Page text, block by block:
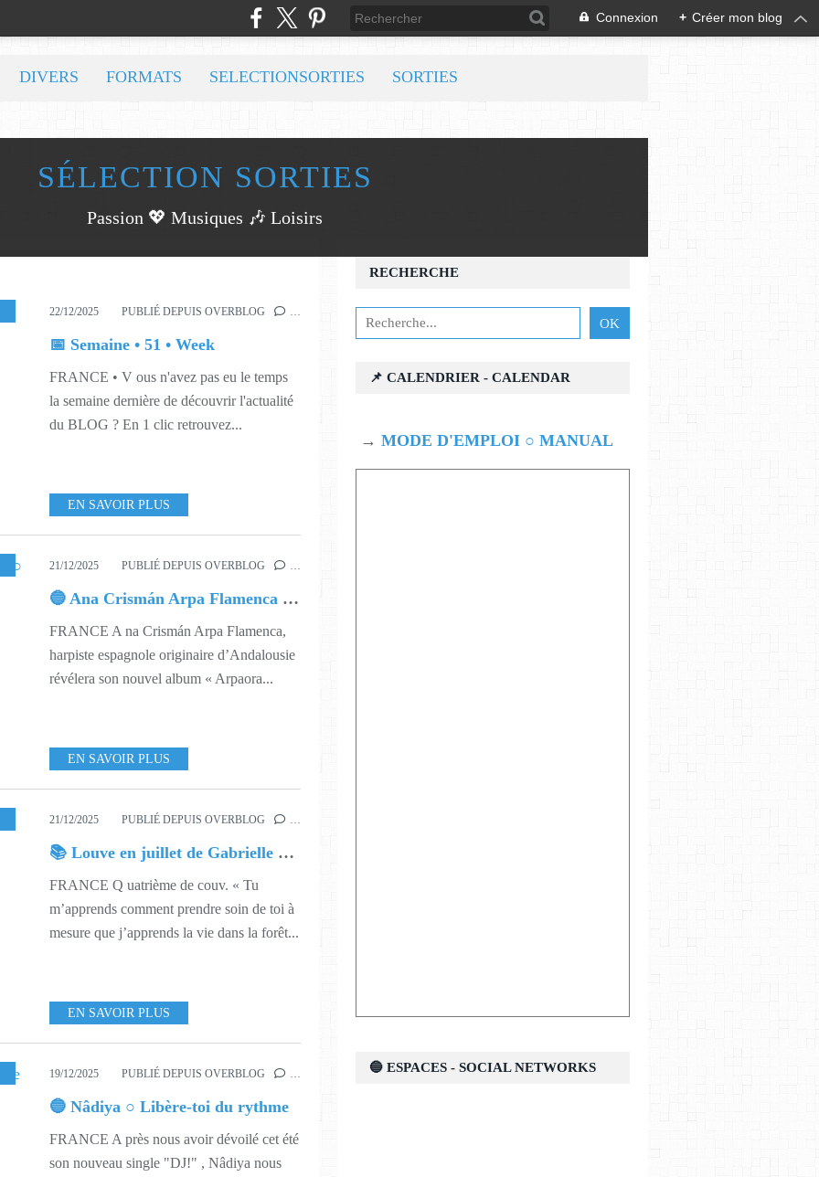
Connexion + Créer mon blog
SÉLECTION SORTIES
Passion 💖 Musiques 🎶 Loisirs
DIVERS FORMATS SELECTIONSORTIES SORTIES
MUSIQUES 551
22/12/2025 PUBLIÉ DEPUIS OVERBLOG …
📅 Semaine • 51 • Week
FRANCE • V ous n'avez pas eu le temps
la semaine dernière de découvrir l'actualité
du BLOG ? En 1 clic retrouvez...
EN SAVOIR PLUS
608 61221/12/2025 PUBLIÉ DEPUIS OVERBLOG …
🔵 Ana Crismán Arpa Flamenca ○ Arpaora
FRANCE A na Crismán Arpa Flamenca,
harpiste espagnole originaire d’Andalousie
révélera son nouvel album « Arpaora...
EN SAVOIR PLUS
55121/12/2025 PUBLIÉ DEPUIS OVERBLOG …
📚 Louve en juillet de Gabrielle Filteau-Chiba
FRANCE Q uatrième de couv. « Tu
m’apprends comment prendre soin de toi à
mesure que j’apprends la vie dans la forêt...
EN SAVOIR PLUS
551
19/12/2025 PUBLIÉ DEPUIS OVERBLOG …
🔵 Nâdiya ○ Libère-toi du rythme
FRANCE A près nous avoir dévoilé cet été
son nouveau single "DJ!" , Nâdiya nous
RECHERCHE
📌 CALENDRIER - CALENDAR
→ MODE D'EMPLOI ○ MANUAL
🔵 ESPACES - SOCIAL NETWORKS